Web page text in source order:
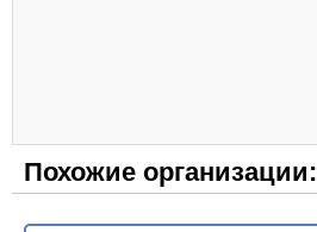
Похожие организации: